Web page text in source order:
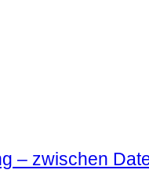
– zwischen